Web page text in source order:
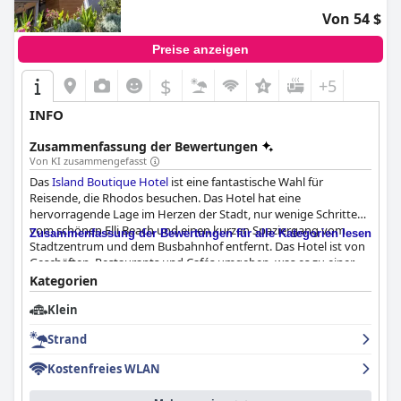
Von 54 $
Preise anzeigen
$ +5
INFO
Zusammenfassung der Bewertungen
Von KI zusammengefasst
DasIsland Boutique Hotel ist eine fantastische Wahl für
Reisende, die Rhodos besuchen. Das Hotel hat eine
hervorragende Lage im Herzen der Stadt, nur wenige Schritte
vom schönen Elli Beach und einen kurzen Spaziergang vom
Stadtzentrum und dem Busbahnhof entfernt. Das Hotel ist von
Geschäften, Restaurants und Cafés umgeben, was es zu einer
bequemen und leicht erreichbaren Option für Reisende macht.
Das Personal ist freundlich und hilfsbereit, ein besonderes Lob
gilt den Rezeptionistinnen Christina und Artemis. Das Hotel
Ausstattung, darunter Verdunkelungsvorhänge, Memory-
Schaum-Matratzen und geräumige Balkone. Während das
Frühstück gemischte Kritiken erhielt, bietet das Nisos-
Restaurant köstliche Optionen für das Abendessen, darunter
Zusammenfassung der Bewertungen für alle Kategorien lesen
Kategorien
Klein
Strand
Kostenfreies WLAN